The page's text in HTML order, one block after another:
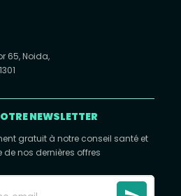
65, Noida,
NEWSLETTER
gratuit à notre conseil santé et
de nos dernières offres